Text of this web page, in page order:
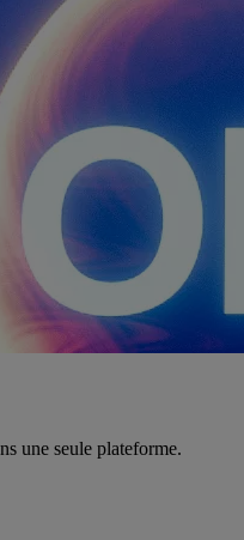
une seule plateforme.